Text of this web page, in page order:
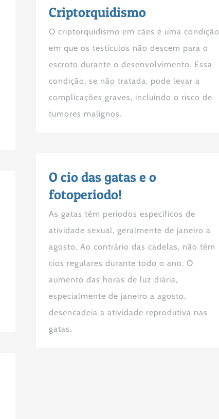
Criptorquidismo
O criptorquidismo em cães é uma condição
em que os testículos não descem para o
escroto durante o desenvolvimento. Essa
condição, se não tratada, pode levar a
complicações graves, incluindo o risco de
tumores malignos.
O cio das gatas e o
fotoperiodo!
As gatas têm períodos específicos de
atividade sexual, geralmente de janeiro a
agosto. Ao contrário das cadelas, não têm
cios regulares durante todo o ano. O
aumento das horas de luz diária,
especialmente de janeiro a agosto,
desencadeia a atividade reprodutiva nas
gatas.